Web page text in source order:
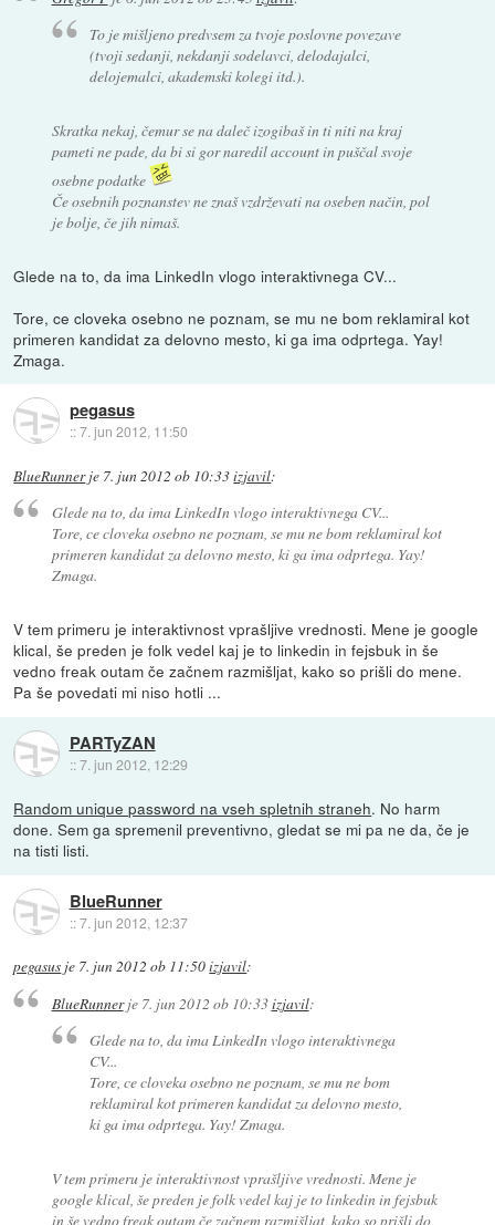
To je mišljeno predvsem za tvoje poslovne povezave
(tvoji sedanji, nekdanji sodelavci, delodajalci,
delojemalci, akademski kolegi itd.).
Skratka nekaj, čemur se na daleč izogibaš in ti niti na kraj
pameti ne pade, da bi si gor naredil account in puščal svoje
osebne podatke
Če osebnih poznanstev ne znaš vzdrževati na oseben način, pol
je bolje, če jih nimaš.
Glede na to, da ima LinkedIn vlogo interaktivnega CV...
Tore, ce cloveka osebno ne poznam, se mu ne bom reklamiral kot
primeren kandidat za delovno mesto, ki ga ima odprtega. Yay!
Zmaga.
pegasus
::7. jun 2012, 11:50
BlueRunnerje 7. jun 2012 ob 10:33izjavil:
Glede na to, da ima LinkedIn vlogo interaktivnega CV...
Tore, ce cloveka osebno ne poznam, se mu ne bom reklamiral kot
primeren kandidat za delovno mesto, ki ga ima odprtega. Yay!
Zmaga.
V tem primeru je interaktivnost vprašljive vrednosti. Mene je google
klical, še preden je folk vedel kaj je to linkedin in fejsbuk in še
vedno freak outam če začnem razmišljat, kako so prišli do mene.
Pa še povedati mi niso hotli ...
PARTyZAN
::7. jun 2012, 12:29
Random unique password na vseh spletnih straneh. No harm
done. Sem ga spremenil preventivno, gledat se mi pa ne da, če je
na tisti listi.
BlueRunner
::7. jun 2012, 12:37
pegasus je 7. jun 2012 ob 11:50izjavil:
BlueRunnerje 7. jun 2012 ob 10:33izjavil:
Glede na to, da ima LinkedIn vlogo interaktivnega
CV...
Tore, ce cloveka osebno ne poznam, se mu ne bom
reklamiral kot primeren kandidat za delovno mesto,
ki ga ima odprtega. Yay! Zmaga.
V tem primeru je interaktivnost vprašljive vrednosti. Mene je
google klical, še preden je folk vedel kaj je to linkedin in fejsbuk
in še vedno freak outam če začnem razmišljat, kako so prišli do